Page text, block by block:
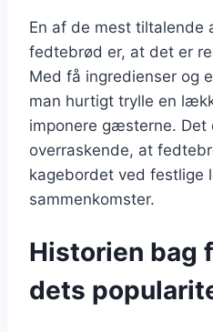
En af de mest tiltalende
fedtebrød er, at det er
Med få ingredienser og
man hurtigt trylle en
imponere gæsterne. Det
overraskende, at
kagebordet ved festlige
sammenkomster.
Historien bag
dets